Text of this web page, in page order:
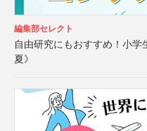
編集部セレクト
自由研究にもおすすめ！小
夏》